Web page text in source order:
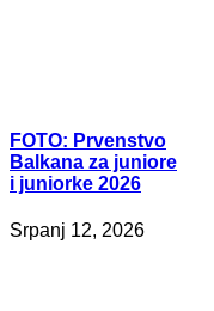
FOTO: Prvenstvo
Balkana za juniore
i juniorke 2026
Srpanj 12, 2026